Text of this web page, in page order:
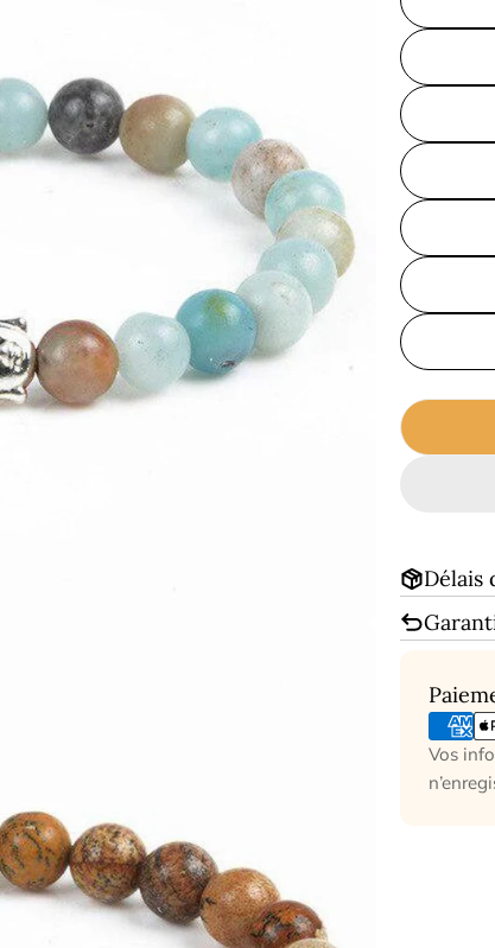
Délais
Modes
de
Vos